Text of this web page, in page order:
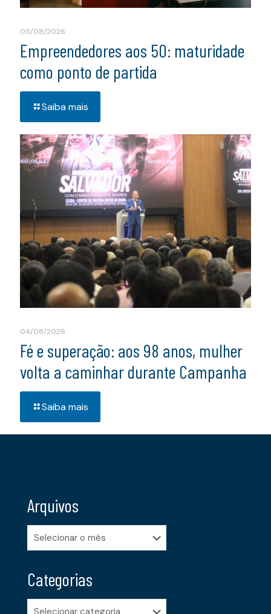
05/08/2026
Empreendedores aos 50: maturidade
como ponto de partida
Saiba mais
04/08/2026
Fé e superação: aos 98 anos, mulher
volta a caminhar durante Campanha
Saiba mais
Arquivos
Arquivos
Categorias
Categorias